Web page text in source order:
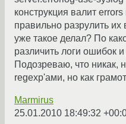
конструкция валит
правильно разрулить
уже такое делал? По
различить логи ошибок
Подозреваю, что никак,
regexp'ами, но как
Marmirus
25.01.2010 18:49:32